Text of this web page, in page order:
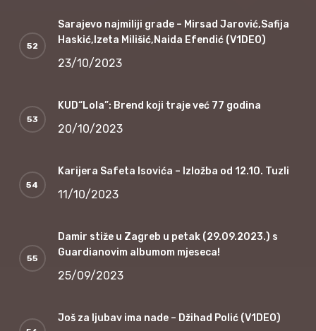
Sarajevo najmiliji grade – Mirsad Jarović,Safija
Haskić,Izeta Milišić,Naida Efendić (V1DEO)
23/10/2023
KUD“Lola”: Brend koji traje već 77 godina
20/10/2023
Karijera Safeta Isovića – Izložba od 12.10. Tuzli
11/10/2023
Damir stiže u Zagreb u petak (29.09.2023.) s
Guardianovim albumom mjeseca!
25/09/2023
Još za ljubav ima nade – Džihad Polić (V1DEO)